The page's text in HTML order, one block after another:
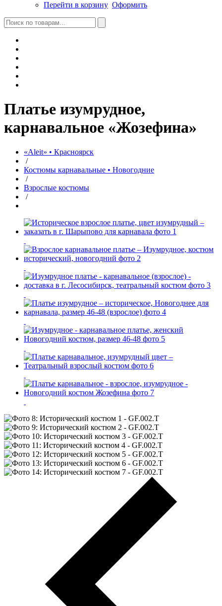
Перейти в корзину Оформить
Платье изумрудное,
карнавальное «Жозефина»
«Aleit» • Красноярск
/
Костюмы карнавальные • Новогодние
/
Взрослые костюмы
/